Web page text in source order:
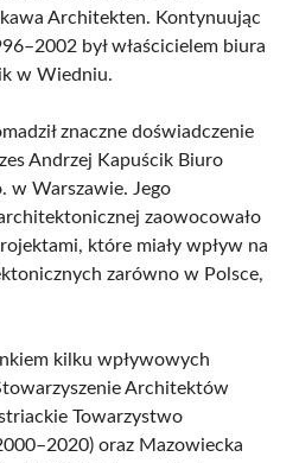
Architekten. Kontynuując
był właścicielem biura
w Wiedniu.
znaczne doświadczenie
Andrzej Kapuścik Biuro
w Warszawie. Jego
zaowocowało
które miały wpływ na
zarówno w Polsce,
kilku wpływowych
Architektów
Towarzystwo
oraz Mazowiecka